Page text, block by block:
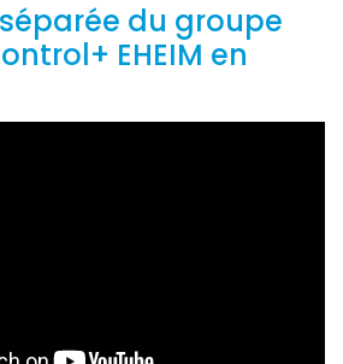
du groupe
EHEIM en